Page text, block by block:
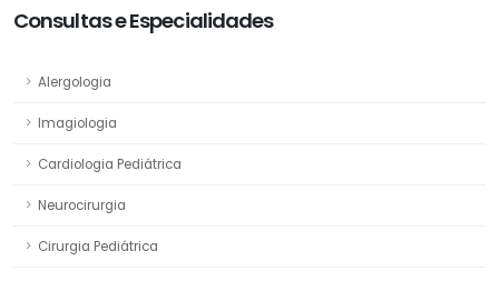
Consultas e Especialidades
Alergologia
Imagiologia
Cardiologia Pediátrica
Neurocirurgia
Cirurgia Pediátrica